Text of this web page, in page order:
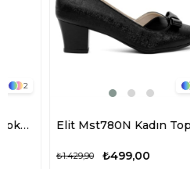
Elit Mst780N Kadın Topuklu Ayakkabı Siyah
₺499,00